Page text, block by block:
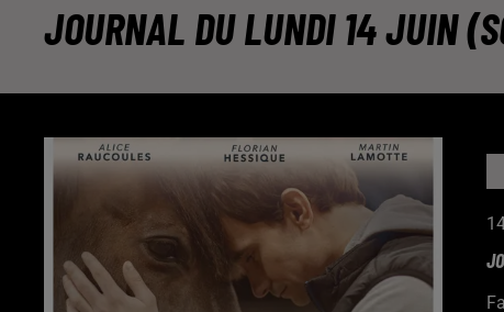
JOURNAL DU LUNDI 14 JUIN